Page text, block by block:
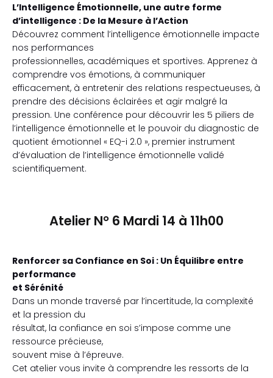
L’Intelligence Émotionnelle, une autre forme
d’intelligence : De la Mesure à l’Action
Découvrez comment l’intelligence émotionnelle impacte
nos performances
professionnelles, académiques et sportives. Apprenez à
comprendre vos émotions, à communiquer
efficacement, à entretenir des relations respectueuses, à
prendre des décisions éclairées et agir malgré la
pression. Une conférence pour découvrir les 5 piliers de
l’intelligence émotionnelle et le pouvoir du diagnostic de
quotient émotionnel « EQ-i 2.0 », premier instrument
d’évaluation de l’intelligence émotionnelle validé
scientifiquement.
Atelier N° 6 Mardi 14 à 11h00
Renforcer sa Confiance en Soi : Un Équilibre entre
performance
et Sérénité
Dans un monde traversé par l’incertitude, la complexité
et la pression du
résultat, la confiance en soi s’impose comme une
ressource précieuse,
souvent mise à l’épreuve.
Cet atelier vous invite à comprendre les ressorts de la